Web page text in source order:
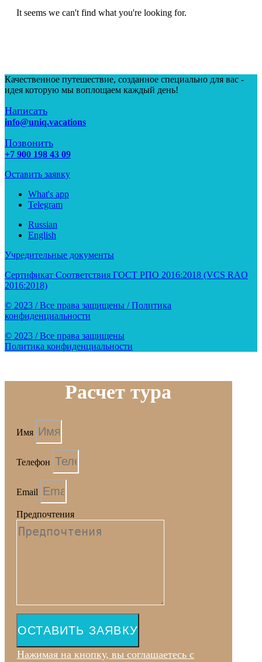
It seems we can't find what you're looking for.
Качественное путешествие, созданное специально для вас -
идея которую мы воплощаем каждый день!
Написать
info@uniq.vacations
Позвонить
+7 900 198 43 09
Оставить заявку
What's app
Telegram
Russian
English
Учредительные документы
Сертификат Соответствия ГОСТ РПО 2016:2018 (VCS RAO
2016:2018)
© 2023 / Все права защищены / Политика
конфиденциальности
© 2023 / Все права защищены
Политика конфиденциальности
Расчет тура
Имя
Телефон
Email
Предпочтения
ОСТАВИТЬ ЗАЯВКУ
Нажимая на кнопку, вы соглашаетесь с